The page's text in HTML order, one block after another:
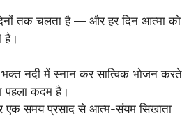
तक चलता है — और हर दिन आत्मा को
है।
भक्त नदी में स्नान कर सात्विक भोजन करते
कदम है।
एक समय प्रसाद से आत्म-संयम सिखाता